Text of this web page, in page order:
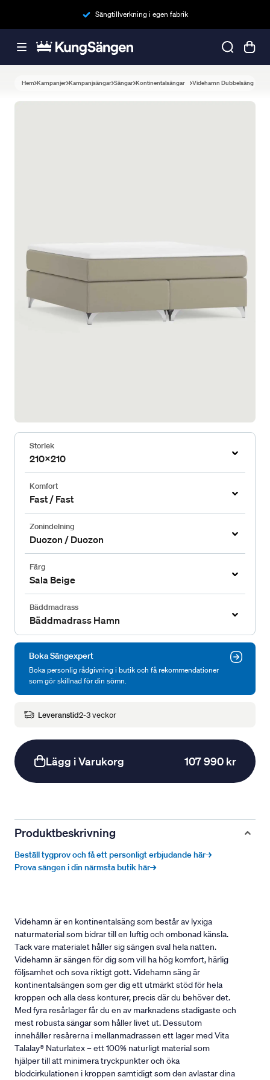
Sängtillverkning i egen fabrik
Hem Kampanjer Kampanjsängar Sängar Kontinentalsängar Videhamn Dubbelsäng
Storlek
210x210
Komfort
Fast / Fast
Zonindelning
Duozon / Duozon
Färg
Sala Beige
Bäddmadrass
Bäddmadrass Hamn
Boka Sängexpert
Boka personlig rådgivning i butik och få rekommendationer
som gör skillnad för din sömn.
Leveranstid2-3 veckor
Lägg i Varukorg 107 990 kr
Produktbeskrivning
Beställ tygprov och få ett personligt erbjudande här→
Prova sängen i din närmsta butik här→
Videhamn är en kontinentalsäng som består av lyxiga
naturmaterial som bidrar till en luftig och ombonad känsla.
Tack vare materialet håller sig sängen sval hela natten.
Videhamn är sängen för dig som vill ha hög komfort, härlig
följsamhet och sova riktigt gott. Videhamn säng är
kontinentalsängen som ger dig ett utmärkt stöd för hela
kroppen och alla dess konturer, precis där du behöver det.
Med fyra resårlager får du en av marknadens stadigaste och
mest robusta sängar som håller livet ut. Dessutom
innehåller resårerna i mellanmadrassen ett lager med Vita
Talalay® Naturlatex – ett 100% naturligt material som
hjälper till att minimera tryckpunkter och öka
blodcirkulationen i kroppen samtidigt som den avlastar dina